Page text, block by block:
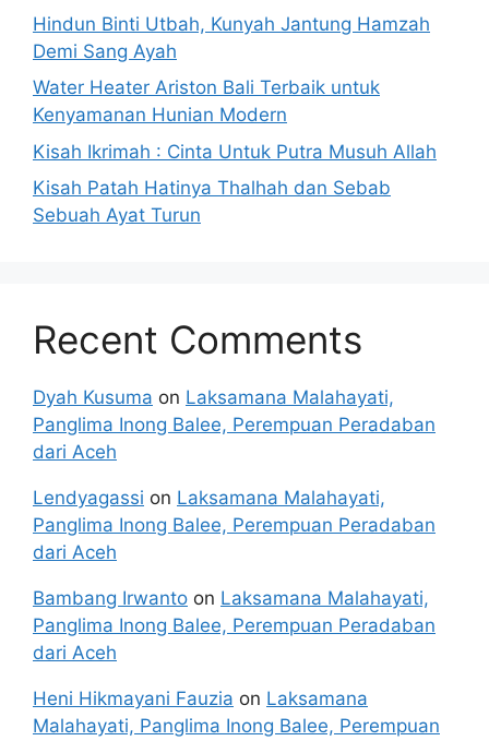
Hindun Binti Utbah, Kunyah Jantung Hamzah
Demi Sang Ayah
Water Heater Ariston Bali Terbaik untuk
Kenyamanan Hunian Modern
Kisah Ikrimah : Cinta Untuk Putra Musuh Allah
Kisah Patah Hatinya Thalhah dan Sebab
Sebuah Ayat Turun
Recent Comments
Dyah Kusuma on Laksamana Malahayati,
Panglima Inong Balee, Perempuan Peradaban
dari Aceh
Lendyagassi on Laksamana Malahayati,
Panglima Inong Balee, Perempuan Peradaban
dari Aceh
Bambang Irwanto on Laksamana Malahayati,
Panglima Inong Balee, Perempuan Peradaban
dari Aceh
Heni Hikmayani Fauzia on Laksamana
Malahayati, Panglima Inong Balee, Perempuan